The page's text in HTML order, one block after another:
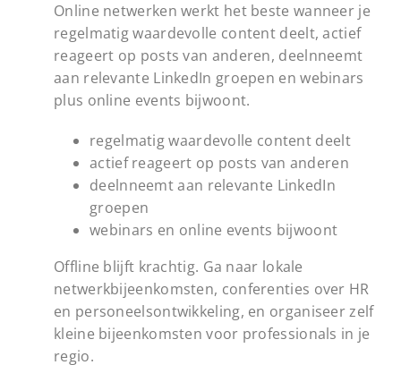
Online netwerken werkt het beste wanneer je
regelmatig waardevolle content deelt, actief
reageert op posts van anderen, deelnneemt
aan relevante LinkedIn groepen en webinars
plus online events bijwoont.
regelmatig waardevolle content deelt
actief reageert op posts van anderen
deelnneemt aan relevante LinkedIn
groepen
webinars en online events bijwoont
Offline blijft krachtig. Ga naar lokale
netwerkbijeenkomsten, conferenties over HR
en personeelsontwikkeling, en organiseer zelf
kleine bijeenkomsten voor professionals in je
regio.